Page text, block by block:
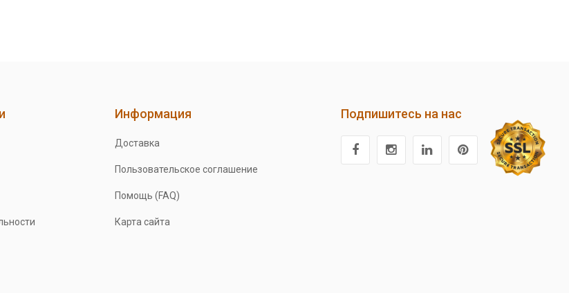
Информация
Доставка
Пользовательское соглашение
Помощь (FAQ)
Карта сайта
Подпишитесь на нас